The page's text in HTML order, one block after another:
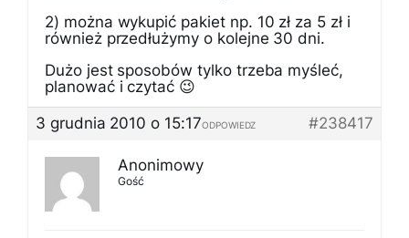
2) można wykupić pakiet np. 10 zł za 5 zł i
również przedłużymy o kolejne 30 dni.
Dużo jest sposobów tylko trzeba myśleć,
planować i czytać 😉
3 grudnia 2010 o 15:17
#238417
ODPOWIEDZ
Anonimowy
Gość